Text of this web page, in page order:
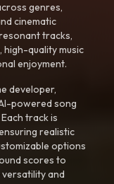
genres,
cinematic
tracks,
quality music
enjoyment.
developer,
powered song
track is
realistic
options
scores to
and